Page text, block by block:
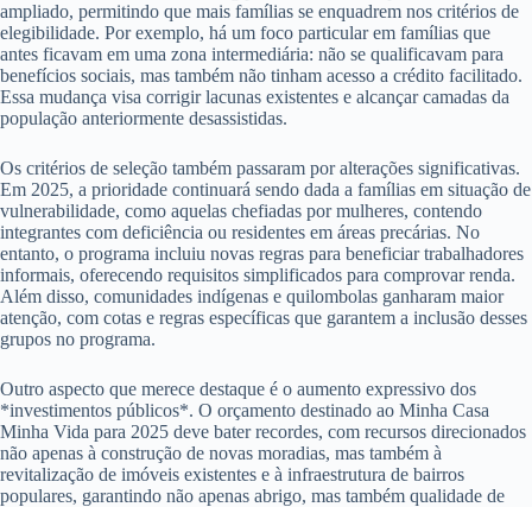
ampliado, permitindo que mais famílias se enquadrem nos critérios de
elegibilidade. Por exemplo, há um foco particular em famílias que
antes ficavam em uma zona intermediária: não se qualificavam para
benefícios sociais, mas também não tinham acesso a crédito facilitado.
Essa mudança visa corrigir lacunas existentes e alcançar camadas da
população anteriormente desassistidas.
Os critérios de seleção também passaram por alterações significativas.
Em 2025, a prioridade continuará sendo dada a famílias em situação de
vulnerabilidade, como aquelas chefiadas por mulheres, contendo
integrantes com deficiência ou residentes em áreas precárias. No
entanto, o programa incluiu novas regras para beneficiar trabalhadores
informais, oferecendo requisitos simplificados para comprovar renda.
Além disso, comunidades indígenas e quilombolas ganharam maior
atenção, com cotas e regras específicas que garantem a inclusão desses
grupos no programa.
Outro aspecto que merece destaque é o aumento expressivo dos
*investimentos públicos*. O orçamento destinado ao Minha Casa
Minha Vida para 2025 deve bater recordes, com recursos direcionados
não apenas à construção de novas moradias, mas também à
revitalização de imóveis existentes e à infraestrutura de bairros
populares, garantindo não apenas abrigo, mas também qualidade de